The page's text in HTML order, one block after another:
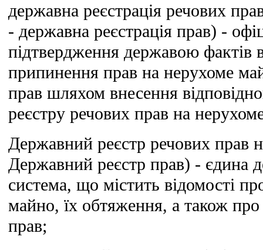
державна реєстрація речових
- державна реєстрація прав) -
підтвердження державою фактів
припинення прав на нерухоме
прав шляхом внесення
реєстру речових прав на
Державний реєстр речових прав
Державний реєстр прав) - єдина
система, що містить відомості
майно, їх обтяження, а також про
прав;